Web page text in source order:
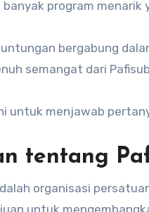
program menarik
bergabung
semangat dari
untuk menjawab
tentang
organisasi
untuk